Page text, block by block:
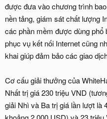
được đưa vào chương trình
nền tảng, giám sát chất lượng
các phần mềm được dùng phổ
phục vụ kết nối Internet cũng
khai giúp đảm bảo các giao
Cơ cấu giải thưởng của
Nhất trị giá 230 triệu VND
giải Nhì và Ba trị giá lần lượt là